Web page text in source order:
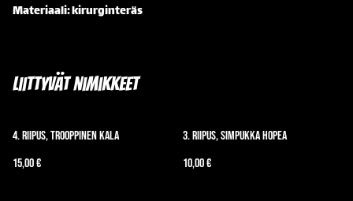
Materiaali: kirurginteräs
Liittyvät nimikkeet
4. Riipus, trooppinen kala
15,00 €
3. Riipus, simpukka hopea
10,00 €